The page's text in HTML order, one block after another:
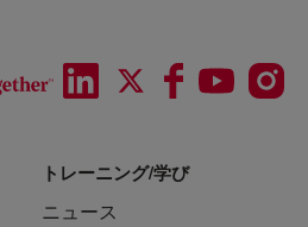
トレーニング/学び
ニュース